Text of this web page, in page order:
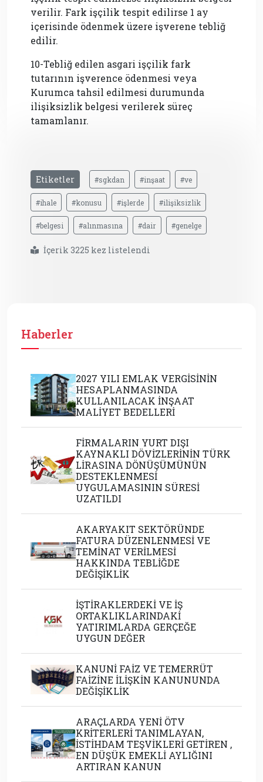
verilir. Fark işçilik tespit edilirse 1 ay
içerisinde ödenmek üzere işverene tebliğ
edilir.
10-Tebliğ edilen asgari işçilik fark
tutarının işverence ödenmesi veya
Kurumca tahsil edilmesi durumunda
ilişiksizlik belgesi verilerek süreç
tamamlanır.
Etiketler #sgkdan #inşaat #ve
#ihale #konusu #işlerde #ilişiksizlik
#belgesi #alınmasına #dair #genelge
İçerik 3225 kez listelendi
Haberler
2027 YILI EMLAK VERGİSİNİN
HESAPLANMASINDA
KULLANILACAK İNŞAAT
MALİYET BEDELLERİ
FİRMALARIN YURT DIŞI
KAYNAKLI DÖVİZLERİNİN TÜRK
LİRASINA DÖNÜŞÜMÜNÜN
DESTEKLENMESİ
UYGULAMASININ SÜRESİ
UZATILDI
AKARYAKIT SEKTÖRÜNDE
FATURA DÜZENLENMESİ VE
TEMİNAT VERİLMESİ
HAKKINDA TEBLİĞDE
DEĞİŞİKLİK
İŞTİRAKLERDEKİ VE İŞ
ORTAKLIKLARINDAKİ
YATIRIMLARDA GERÇEĞE
UYGUN DEĞER
KANUNİ FAİZ VE TEMERRÜT
FAİZİNE İLİŞKİN KANUNUNDA
DEĞİŞİKLİK
ARAÇLARDA YENİ ÖTV
KRİTERLERİ TANIMLAYAN,
İSTİHDAM TEŞVİKLERİ GETİREN ,
EN DÜŞÜK EMEKLİ AYLIĞINI
ARTIRAN KANUN